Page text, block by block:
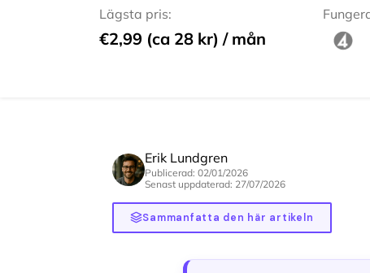
Lägsta pris:
€2,99 (ca 28 kr) / mån
Erik Lundgren
Publicerad: 02/01/2026
Senast uppdaterad: 27/07/2026
Sammanfatta den här artikeln